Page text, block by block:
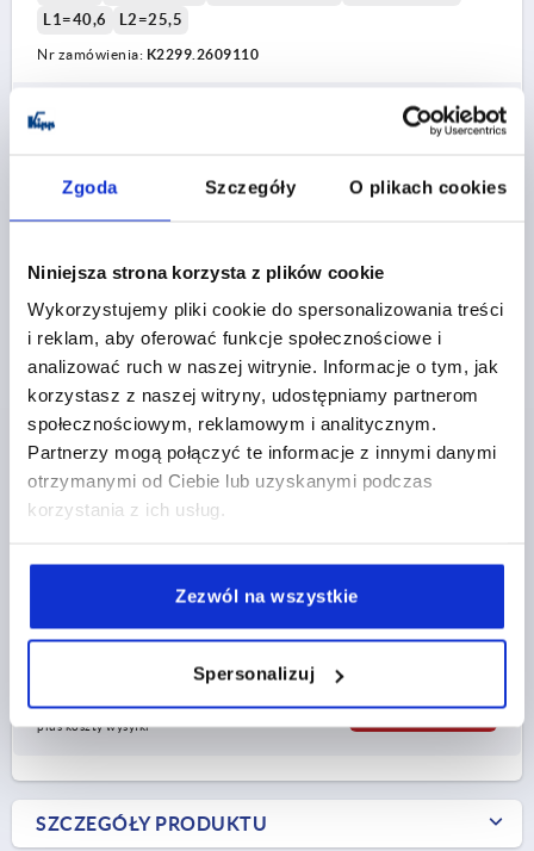
Zgoda Szczegóły O plikach cookies
Niniejsza strona korzysta z plików cookie
Wykorzystujemy pliki cookie do spersonalizowania treści
i reklam, aby oferować funkcje społecznościowe i
analizować ruch w naszej witrynie. Informacje o tym, jak
korzystasz z naszej witryny, udostępniamy partnerom
społecznościowym, reklamowym i analitycznym.
Partnerzy mogą połączyć te informacje z innymi danymi
otrzymanymi od Ciebie lub uzyskanymi podczas
korzystania z ich usług.
Zezwól na wszystkie
Spersonalizuj
L1=40,6 L2=25,5
Nr zamówienia: K2299.2609110
16,19 PLN
plus VAT
SZCZEGÓŁY
K2299
ZACISK POJEDYNCZY DO OKRĄGŁEGO PROFILU
MOCUJ, BEZ TRZPIENI, D=8,5, L=59, B=38,5, POLIAMID
CZARNY
SZEROKOŚĆ=38,5 B1=22
D2=12
GWINT=M8 WYSOKOŚĆ=31
DŁUGOŚĆ=59
L2=25,5
Nr zamówienia:K2299.2609112
plus VAT
plus koszty wysyłki
SZCZEGÓŁY
SZCZEGÓŁY PRODUKTU